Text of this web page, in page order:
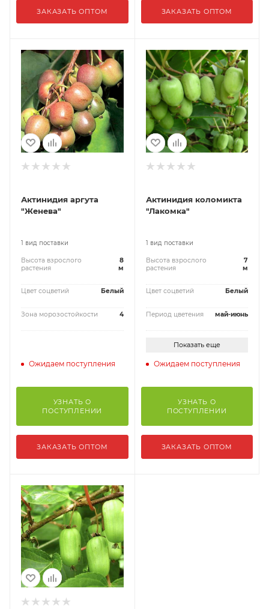
ЗАКАЗАТЬ ОПТОМ ЗАКАЗАТЬ ОПТОМ
Актинидия аргута
"Женева"
1 вид поставки
Высота взрослого
растения
8
м
Цвет соцветий Белый
Зона морозостойкости 4
Ожидаем поступления
УЗНАТЬ О
ПОСТУПЛЕНИИ
ЗАКАЗАТЬ ОПТОМ
Актинидия коломикта
"Лакомка"
1 вид поставки
Высота взрослого
растения
7
м
Цвет соцветий Белый
Период цветения май-июнь
Показать еще
Ожидаем поступления
УЗНАТЬ О
ПОСТУПЛЕНИИ
ЗАКАЗАТЬ ОПТОМ